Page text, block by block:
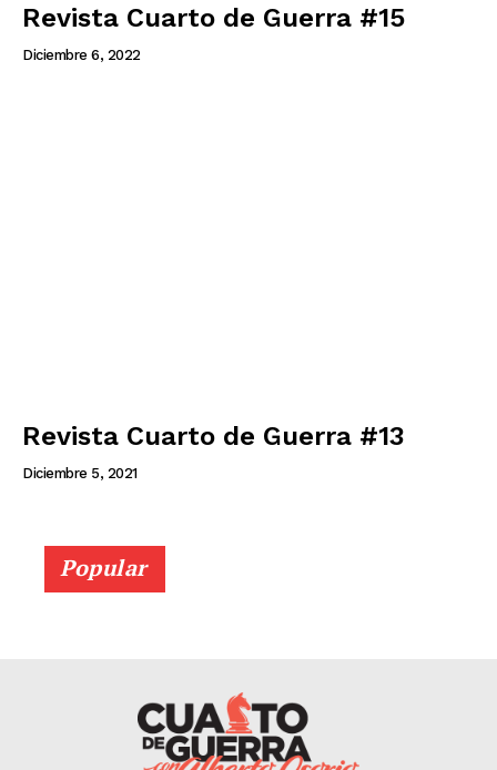
Revista Cuarto de Guerra #15
Diciembre 6, 2022
Revista Cuarto de Guerra #13
Diciembre 5, 2021
Popular